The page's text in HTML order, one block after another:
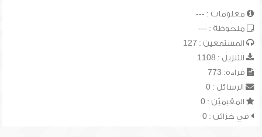
معلومات : ---
ملحوظة : ---
المستمعين : 127
التنزيل : 1108
قراءة: 773
الرسائل : 0
المقيميّن : 0
في خزائن : 0